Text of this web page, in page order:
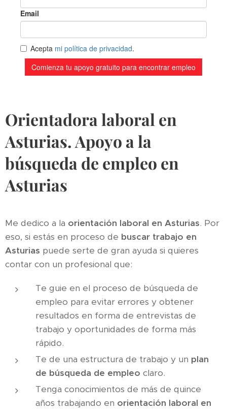
Orientadora laboral en
Asturias. Apoyo a la
búsqueda de empleo en
Asturias
Me dedico a la orientación laboral en Asturias. Por
eso, si estás en proceso de buscar trabajo en
Asturias puede serte de gran ayuda si quieres
contar con un profesional que:
Te guie en el proceso de búsqueda de
empleo para evitar errores y obtener
resultados en forma de entrevistas de
trabajo y oportunidades de forma más
rápido.
Te de una estructura de trabajo y un plan
de búsqueda de empleo claro.
Tenga conocimientos de más de quince
años trabajando en orientación laboral en